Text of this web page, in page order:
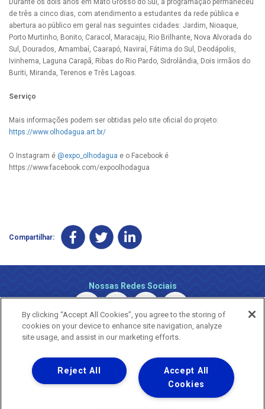
Durante os dois anos em Mato Grosso do Sul, a programação permaneceu
de três a cinco dias, com atendimento a estudantes da rede pública e
abertura ao público em geral nas seguintes cidades: Jardim, Nioaque,
Porto Murtinho, Bonito, Caracol, Maracaju, Rio Brilhante, Nova Alvorada do
Sul, Dourados, Amambaí, Caarapó, Naviraí, Fátima do Sul, Deodápolis,
Ivinhema, Laguna Carapã, Ribas do Rio Pardo, Sidrolândia, Dois irmãos do
Buriti, Miranda, Terenos e Três Lagoas.
Serviço
Mais informações podem ser obtidas pelo site oficial do projeto:
https://www.olhodagua.art.br/
O Instagram é @expo_olhodagua e o Facebook é
https://www.facebook.com/expoolhodagua
Compartilhar:
Nossas Redes Sociais
Uma empresa
Copyright ® 2026 - Todos os Direitos Reservados.
Nossa natureza movimenta a vida
By clicking “Accept All Cookies”, you agree to the storing of
cookies on your device to enhance site navigation, analyze
site usage, and assist in our marketing efforts.
Accept All
Cookies
Reject All